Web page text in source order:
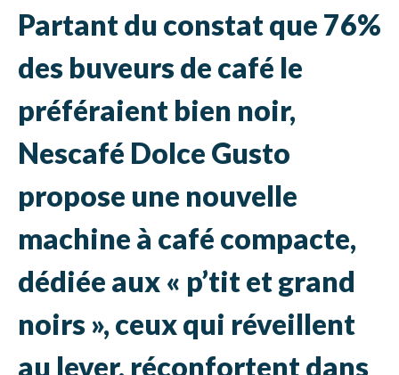
Partant du constat que 76%
des buveurs de café le
préféraient bien noir,
Nescafé Dolce Gusto
propose une nouvelle
machine à café compacte,
dédiée aux « p’tit et grand
noirs », ceux qui réveillent
au lever, réconfortent dans